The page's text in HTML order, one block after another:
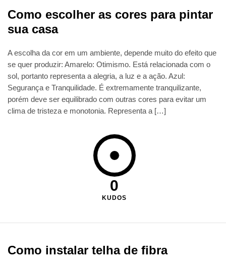
Como escolher as cores para pintar
sua casa
A escolha da cor em um ambiente, depende muito do efeito que
se quer produzir: Amarelo: Otimismo. Está relacionada com o
sol, portanto representa a alegria, a luz e a ação. Azul:
Segurança e Tranquilidade. É extremamente tranquilizante,
porém deve ser equilibrado com outras cores para evitar um
clima de tristeza e monotonia. Representa a […]
0
KUDOS
Como instalar telha de fibra